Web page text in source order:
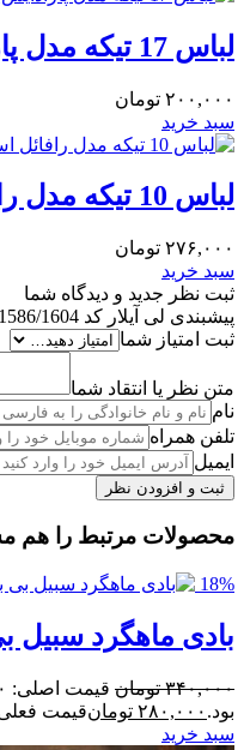
لباس 17 تیکه مدل پارادایس اس پی کو spco
۲۰۰,۰۰۰ تومان
سبد خرید
لباس 10 تیکه مدل رافائل اس پی کو spco
۲۷۶,۰۰۰ تومان
سبد خرید
ثبت نظر جدید و دیدگاه شما
پیشبندی لی آیلار کد 1586/1604 طرح موش
ثبت امتیاز شما
متن نظر یا انتقاد شما
نام
تلفن همراه
ایمیل
محصولات مرتبط را هم
18%
بادی ماهگرد سبیل بی
۳۴۰,۰۰۰ تومان
بود. ۲۸۰,۰۰۰ تومانقیمت فعلی: ۲۸۰,۰۰۰
سبد خرید